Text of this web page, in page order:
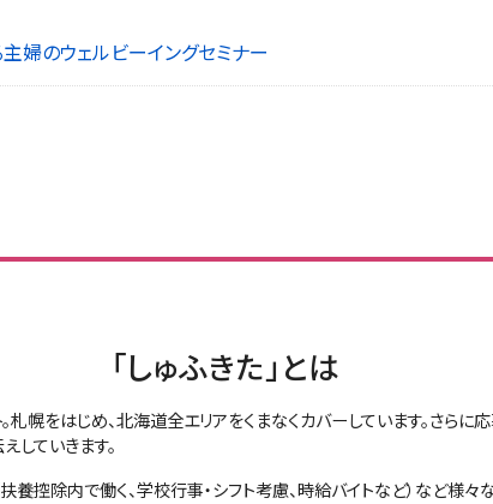
婦のウェルビーイングセミナー
「しゅふきた」とは
札幌をはじめ、北海道全エリアをくまなくカバーしています。さ
していきます。
控除内で働く、学校行事・シフト考慮、時給バイトなど）など様々